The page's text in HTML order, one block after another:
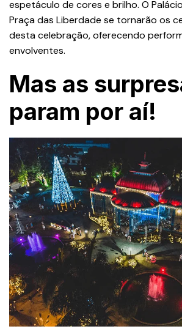
espetáculo de cores e brilho. O
Praça das Liberdade se tornarão os
desta celebração, oferecendo
envolventes.
Mas as
param por aí!